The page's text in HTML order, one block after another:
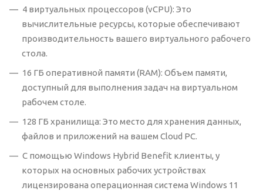
4 виртуальных процессоров (vCPU): Это
вычислительные ресурсы, которые обеспечивают
производительность вашего виртуального рабочего
стола.
16 ГБ оперативной памяти (RAM): Объем памяти,
доступный для выполнения задач на виртуальном
рабочем столе.
128 ГБ хранилища: Это место для хранения данных,
файлов и приложений на вашем Cloud PC.
С помощью Windows Hybrid Benefit клиенты, у
которых на основных рабочих устройствах
лицензирована операционная система Windows 11